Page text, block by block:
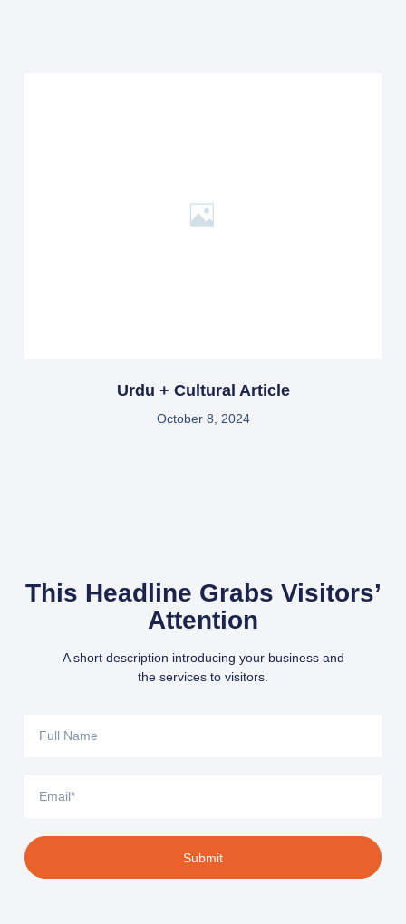
Urdu + Cultural Article
October 8, 2024
This Headline Grabs Visitors’
Attention
A short description introducing your business and
the services to visitors.
Submit